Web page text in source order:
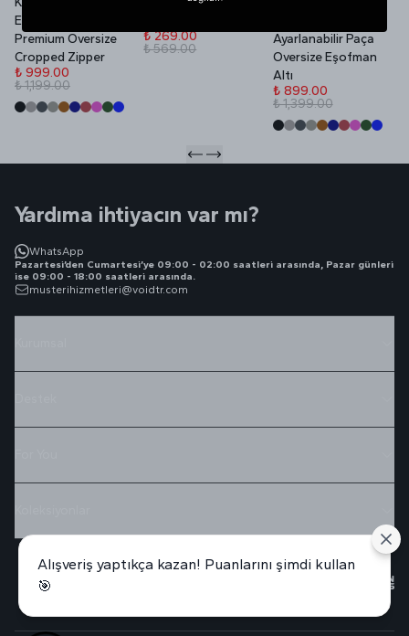
Edition Nakışlı
Premium Oversize
Cropped Zipper
₺ 999.00
₺ 1,199.00
₺ 269.00
₺ 569.00
Ayarlanabilir Paça
Oversize Eşofman
Altı
₺ 899.00
₺ 1,399.00
Yardıma ihtiyacın var mı?
WhatsApp
Pazartesi’den Cumartesi’ye 09:00 - 02:00 saatleri arasında, Pazar günleri
ise 09:00 - 18:00 saatleri arasında.
musterihizmetleri@voidtr.com
Alışveriş yaptıkça kazan! Puanlarını şimdi kullan
🎯